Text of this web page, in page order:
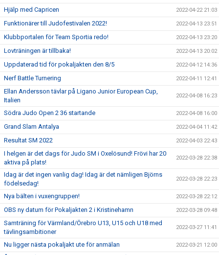
Hjälp med Capricen 2022-04-22 21:03
Funktionärer till Judofestivalen 2022! 2022-04-13 23:51
Klubbportalen för Team Sportia redo! 2022-04-13 23:20
Lovträningen är tillbaka! 2022-04-13 20:02
Uppdaterad tid för pokaljakten den 8/5 2022-04-12 14:36
Nerf Battle Turnering 2022-04-11 12:41
Ellan Andersson tävlar på Ligano Junior European Cup,
Italien
2022-04-08 16:23
Södra Judo Open 2 36 startande 2022-04-08 16:00
Grand Slam Antalya 2022-04-04 11:42
Resultat SM 2022 2022-04-03 22:43
I helgen är det dags för Judo SM i Oxelösund! Frövi har 20
aktiva på plats!
2022-03-28 22:38
Idag är det ingen vanlig dag! Idag är det nämligen Björns
födelsedag!
2022-03-28 22:23
Nya bälten i vuxengruppen! 2022-03-28 22:12
OBS ny datum för Pokaljakten 2 i Kristinehamn 2022-03-28 09:48
Samträning för Värmland/Örebro U13, U15 och U18 med
tävlingsambitioner
2022-03-27 11:41
Nu ligger nästa pokaljakt ute för anmälan 2022-03-21 12:00